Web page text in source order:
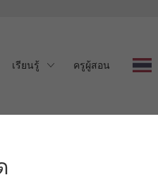
เรียนรู้ ครูผู้สอน
รัด